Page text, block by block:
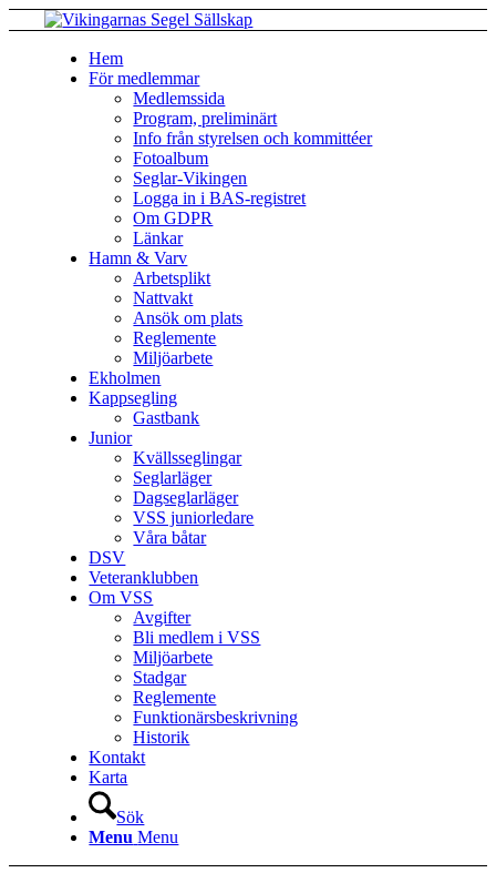
Hem
För medlemmar
Medlemssida
Program, preliminärt
Info från styrelsen och kommittéer
Fotoalbum
Seglar-Vikingen
Logga in i BAS-registret
Om GDPR
Länkar
Hamn & Varv
Arbetsplikt
Nattvakt
Ansök om plats
Reglemente
Miljöarbete
Ekholmen
Kappsegling
Gastbank
Junior
Kvällsseglingar
Seglarläger
Dagseglarläger
VSS juniorledare
Våra båtar
DSV
Veteranklubben
Om VSS
Avgifter
Bli medlem i VSS
Miljöarbete
Stadgar
Reglemente
Funktionärsbeskrivning
Historik
Kontakt
Karta
Sök
Menu Menu